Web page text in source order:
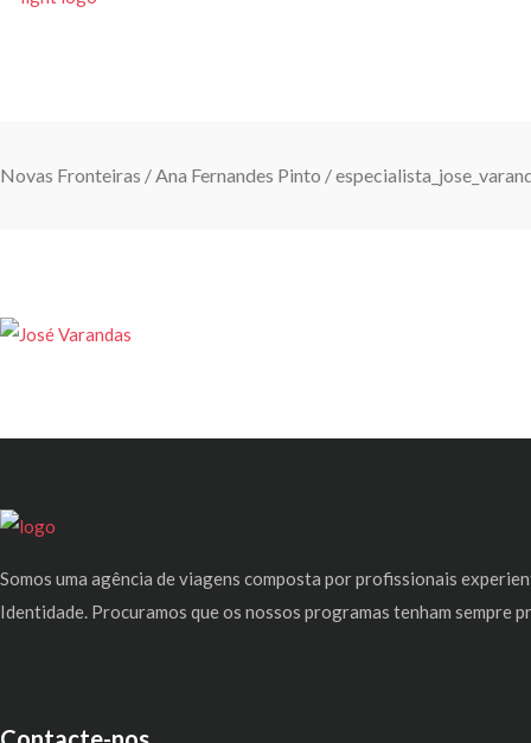
Novas Fronteiras /Ana Fernandes Pinto /
Somos uma agência de viagens composta por profissionais
Identidade. Procuramos que os nossos programas tenham sempre